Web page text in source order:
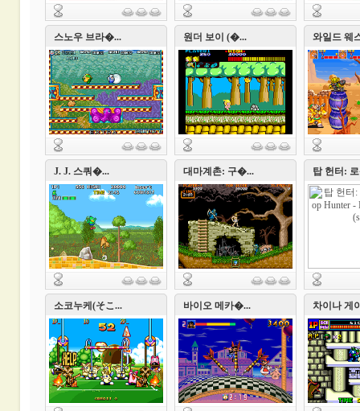
스노우 브라�... 원더 보이 (�... 와일드 웨
J. J. 스쿼�... 대마계촌: 구�... 탑 헌터:
소코누케(そこ... 바이오 메카�... 차이나 게